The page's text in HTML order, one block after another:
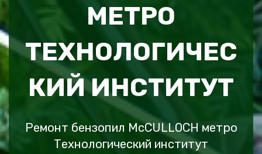
МЕТРО
ТЕХНОЛОГИЧЕС
КИЙ ИНСТИТУТ
Ремонт бензопил McCULLOCH метро
Технологический институт